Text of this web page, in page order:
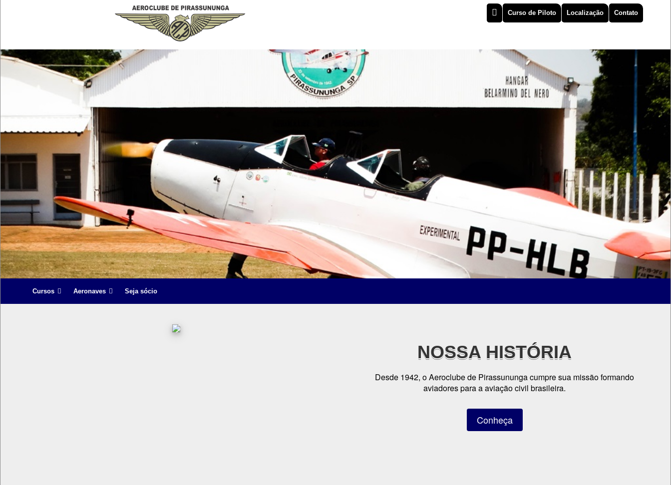
Curso de Piloto Localização Contato
Cursos Aeronaves Seja sócio
NOSSA HISTÓRIA
Desde 1942, o Aeroclube de Pirassununga cumpre sua missão formando
aviadores para a aviação civil brasileira.
Conheça